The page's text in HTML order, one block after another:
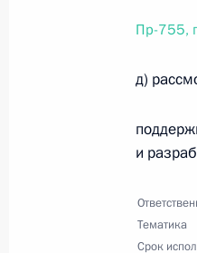
5
5
Пр-755,
д)
и
Тематика
Срок